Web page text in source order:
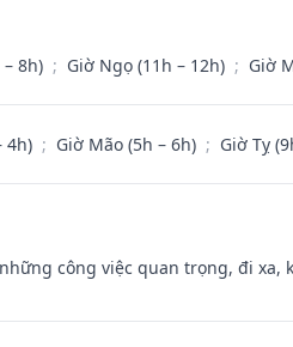
8h) ; Giờ Ngọ (11h – 12h) ; Giờ
4h) ; Giờ Mão (5h – 6h) ; Giờ Tỵ
công việc quan trọng, đi xa,